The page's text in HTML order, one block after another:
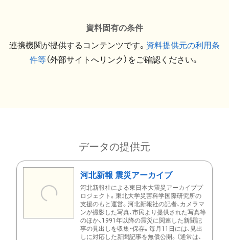
資料固有の条件
連携機関が提供するコンテンツです。 資料提供元の利用条
件等（外部サイトへリンク）をご確認ください。
データの提供元
河北新報 震災アーカイブ
河北新報社による東日本大震災アーカイブプ
ロジェクト。東北大学災害科学国際研究所の
支援のもと運営。河北新報社の記者、カメラマ
ンが撮影した写真、市民より提供された写真等
のほか、1991年以降の震災に関連した新聞記
事の見出しを収集・保存。毎月11日には、見出
しに対応した新聞記事を無償公開。（通常は、